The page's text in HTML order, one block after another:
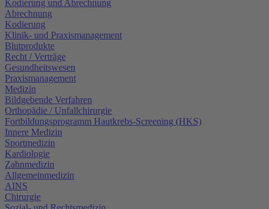
Kodierung und Abrechnung
Abrechnung
Kodierung
Klinik- und Praxismanagement
Blutprodukte
Recht / Verträge
Gesundheitswesen
Praxismanagement
Medizin
Bildgebende Verfahren
Orthopädie / Unfallchirurgie
Fortbildungsprogramm Hautkrebs-Screening (HKS)
Innere Medizin
Sportmedizin
Kardiologie
Zahnmedizin
Allgemeinmedizin
AINS
Chirurgie